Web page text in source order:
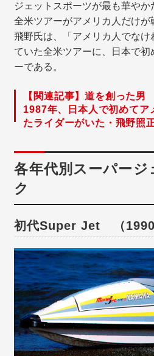
ジェットスポーツが最も華やか
全米ツアーがアメリカ人だけが
飛野氏は、「アメリカ人でな
ていた全米ツアーに、日本で
ーである。
【関連記事】道を創った
1987年、日本人で初めてア
たライダーがいた・飛野照
各年代別スーパージ
ク
初代Super Jet （1990